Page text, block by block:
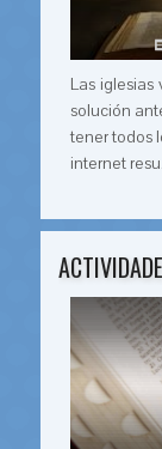
Las iglesias
solución
tener todos
internet